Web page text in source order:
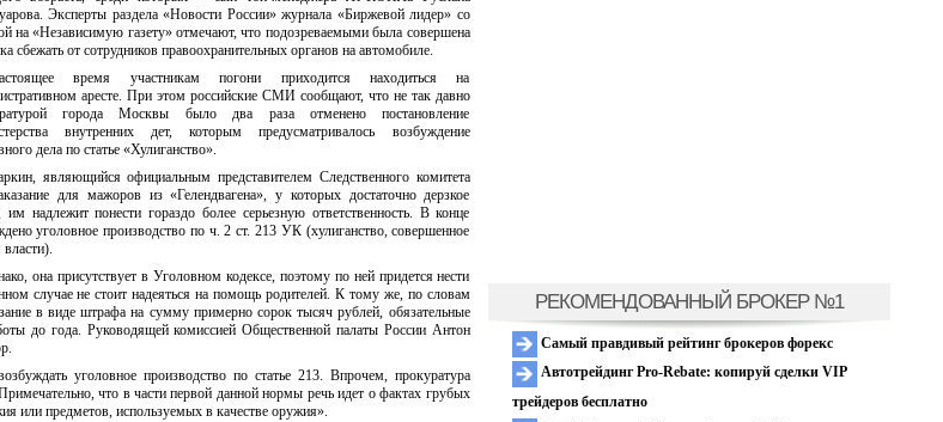
Эксперты раздела «Новости России» журнала «Биржевой лидер» со
на «Независимую газету» отмечают, что подозреваемыми была совершена
сбежать от сотрудников правоохранительных органов на автомобиле.
время участникам погони приходится находиться на
аресте. При этом российские СМИ сообщают, что не так давно
города Москвы было два раза отменено постановление
внутренних дет, которым предусматривалось возбуждение
дела по статье «Хулиганство».
являющийся официальным представителем Следственного комитета
для мажоров из «Гелендвагена», у которых достаточно дерзкое
надлежит понести гораздо более серьезную ответственность. В конце
уголовное производство по ч. 2 ст. 213 УК (хулиганство, совершенное
она присутствует в Уголовном кодексе, поэтому по ней придется нести
случае не стоит надеяться на помощь родителей. К тому же, по словам
в виде штрафа на сумму примерно сорок тысяч рублей, обязательные
до года. Руководящей комиссией Общественной палаты России Антон
уголовное производство по статье 213. Впрочем, прокуратура
что в части первой данной нормы речь идет о фактах грубых
или предметов, используемых в качестве оружия».
РЕКОМЕНДОВАННЫЙ БРОКЕР №1
Самый правдивый рейтинг брокеров форекс
Автотрейдинг Pro-Rebate: копируй сделки VIP
трейдеров бесплатно